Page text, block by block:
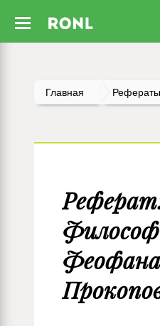
Главная Рефераты
Феофана